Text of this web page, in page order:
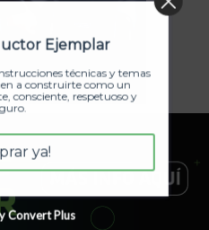
Ejemplar
técnicas y temas
a construirte como un
consciente, respetuoso y
ya!
Convert Plus